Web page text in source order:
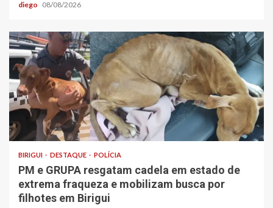
diego 08/08/2026
BIRIGUI DESTAQUE POLÍCIA
PM e GRUPA resgatam cadela em estado de
extrema fraqueza e mobilizam busca por
filhotes em Birigui